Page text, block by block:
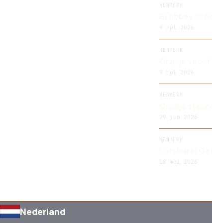
Nederland